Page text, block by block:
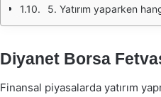
5. Yatırım yaparken
Diyanet Borsa
Finansal piyasalarda yatırım